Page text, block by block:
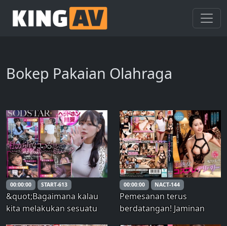
Bokep Pakaian Olahraga
00:00:00 START-613
&quot;Bagaimana kalau
kita melakukan sesuatu
00:00:00 NACT-144
Pemesanan terus
berdatangan! Jaminan